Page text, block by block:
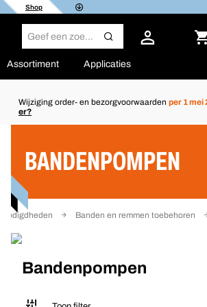
Shop
Assortiment Applicaties
Wijziging order- en bezorgvoorwaarden per 1 mei
er?
BANDENPOMPEN
Banden en remmen toebehoren
Bandenpompen